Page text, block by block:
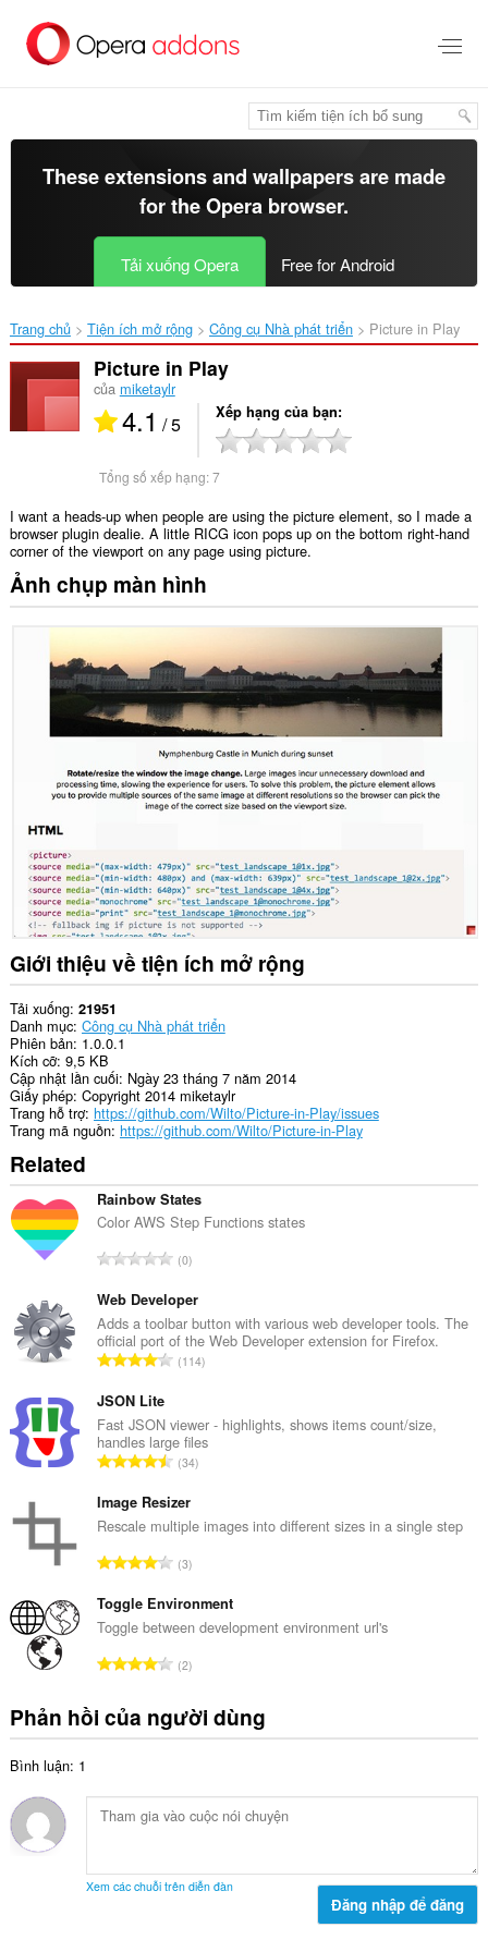
đến
These extensions and wallpapers are made
for theOpera browser.
Tải xuống Opera Free for Android
Trang chủ Tiện ích mở rộng Công cụ Nhà phát triển Picture in Play‎
Picture in Play
của miketaylr
4.1 / 5 Xếp hạng của bạn
Tổng số xếp hạng:7
I want a heads-up when people are using the picture element, so I made a
browser plugin dealie. A little RICG icon pops up on the bottom right-hand
corner of the viewport on any page using picture.
Ảnh chụp màn hình
Giới thiệu về tiện ích mở rộng
Tải xuống 21951
Danh mục Công cụ Nhà phát triển
Phiên bản 1.0.0.1
Kích cỡ 9,5 KB
Cập nhật lần cuối Ngày 23 tháng 7 năm 2014
Giấy phép Copyright 2014 miketaylr
Trang hỗ trợ https://github.com/Wilto/Picture-in-Play/issues
Trang mã nguồn https://github.com/Wilto/Picture-in-Play
Related
Rainbow States
Color AWS Step Functions states
T
n
g
s
ố
p
h
ạ
n
g
0
Web Developer
Adds a toolbar button with various web developer tools. The
official port of the Web Developer extension for Firefox.
T
g
s
ố
ế
p
h
ạ
n
g
114
JSON Lite
Fast JSON viewer - highlights, shows items count/size,
handles large files
T
n
g
ố
ế
p
h
ạ
g
:
34
Image Resizer
Rescale multiple images into different sizes in a single step
T
n
g
ố
ế
p
n
g
3
Toggle Environment
Toggle between development environment url's
T
g
x
ế
ạ
2
Phản hồi của người dùng
Bình luận: 1
Xem các chuỗi trên diễn đàn
Đăng nhập để đăng